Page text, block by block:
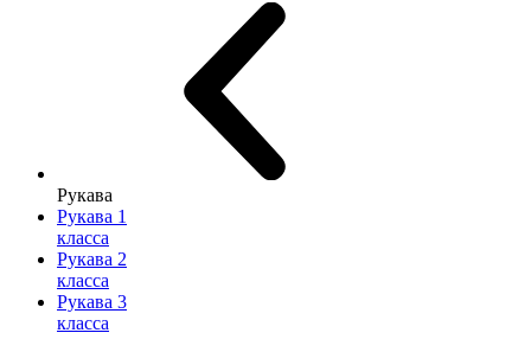
Рукава
Рукава 1
класса
Рукава 2
класса
Рукава 3
класса